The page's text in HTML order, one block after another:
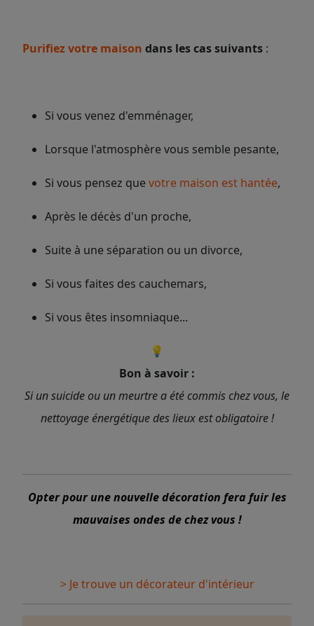
Purifiez votre maison dans les cas suivants :
Si vous venez d'emménager,
Lorsque l'atmosphère vous semble pesante,
Si vous pensez que votre maison est hantée,
Après le décès d'un proche,
Suite à une séparation ou un divorce,
Si vous faites des cauchemars,
Si vous êtes insomniaque...
💡
Bon à savoir :
Si un suicide ou un meurtre a été commis chez vous, le
nettoyage énergétique des lieux est obligatoire !
Opter pour une nouvelle décoration fera fuir les
mauvaises ondes de chez vous !
> Je trouve un décorateur d'intérieur